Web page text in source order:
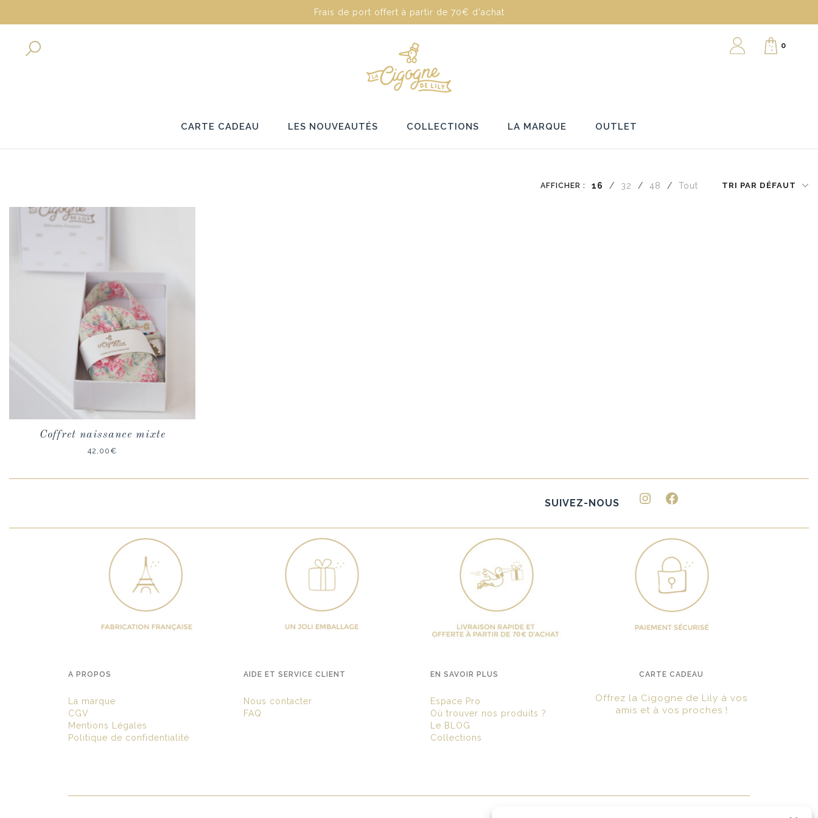
Frais de port offert à partir de 70€ d'achat
CARTE CADEAU LES NOUVEAUTÉS COLLECTIONS LA MARQUE OUTLET
0
AFFICHER : 16 / 32 / 48 / Tout TRI PAR DÉFAUT
Coffret naissance mixte
42,00 €
Instagram Facebook
A PROPOS
La marque
CGV
Mentions Légales
Politique de confidentialité
AIDE ET SERVICE CLIENT
Nous contacter
FAQ
EN SAVOIR PLUS
Espace Pro
Où trouver nos produits ?
Le BLOG
Collections
CARTE CADEAU
Offrez la Cigogne de Lily à vos
amis et à vos proches !